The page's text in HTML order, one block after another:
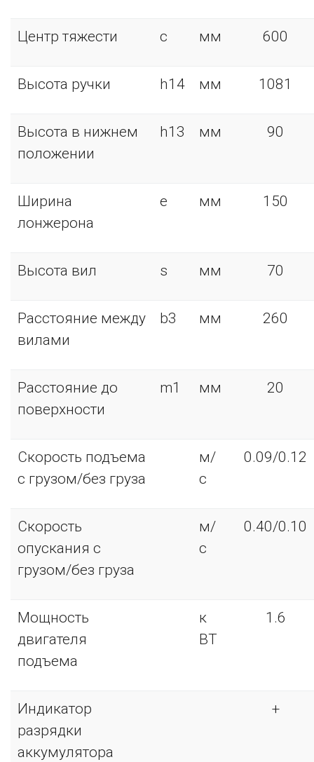
Центр тяжести с мм 600
Высота ручки h14 мм 1081
Высота в нижнем
положении
h13 мм 90
Ширина
лонжерона
e мм 150
Высота вил s мм 70
Расстояние между
вилами
b3 мм 260
Расстояние до
поверхности
m1 мм 20
Скорость подъема
с грузом/без груза
м/
с
0.09/0.12
Скорость
опускания с
грузом/без груза
м/
с
0.40/0.10
Мощность
двигателя
подъема
к
ВТ
1.6
Индикатор
разрядки
аккумулятора
+